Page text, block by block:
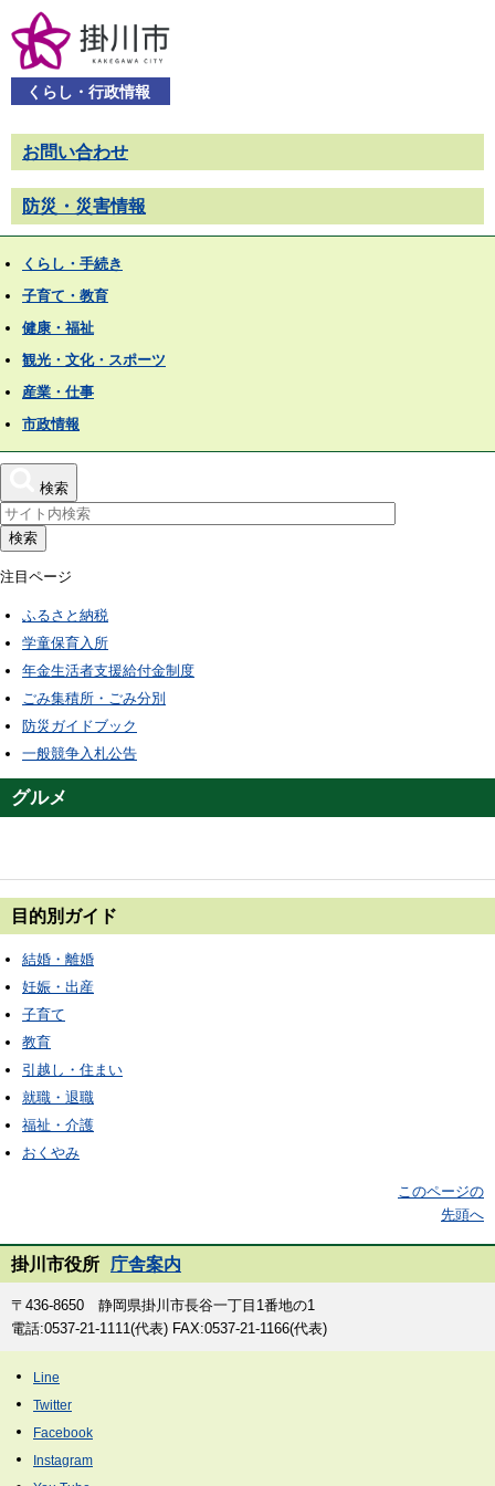
くらし・行政情報
お問い合わせ
防災・災害情報
くらし・手続き
子育て・教育
健康・福祉
観光・文化・スポーツ
産業・仕事
市政情報
検索
検索
注目ページ
ふるさと納税
学童保育入所
年金生活者支援給付金制度
ごみ集積所・ごみ分別
防災ガイドブック
一般競争入札公告
グルメ
目的別ガイド
結婚・離婚
妊娠・出産
子育て
教育
引越し・住まい
就職・退職
福祉・介護
おくやみ
このページの
先頭へ
掛川市役所 庁舎案内
〒436-8650 静岡県掛川市長谷一丁目1番地の1
電話:0537-21-1111(代表) FAX:0537-21-1166(代表)